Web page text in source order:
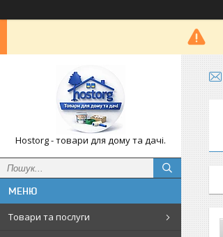
Hostorg - товари для дому та дачі.
Товари та послуги